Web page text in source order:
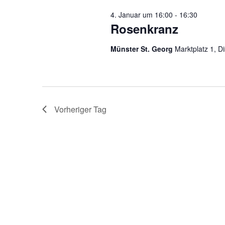
Rosenkranz
4. Januar um 16:00 - 16:30
Münster St. Georg Marktplatz 1,
Vorheriger Tag